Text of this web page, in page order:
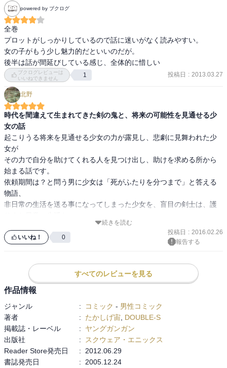
powered by ブクログ
全巻
プロットがしっかりしているので話に迷いがなく読みやすい。
女の子がもう少し魅力的だといいのだが。
後半は話が間延びしている感じ、全体的に惜しい
ブクログレビューは
いいねできません
1 投稿日 : 2013.03.27
北野
時代を間違えて生まれてきた剣の鬼と、将来の可能性を見通せる少
女の話
起こりうる将来を見通せる少女の力が露見し、悲劇に見舞われた少
女が
その力で自分を助けてくれる人を見つけ出し、助けを求める所から
始まる話です。
依頼期間は？と問う男に少女は「死がふたりを分つまで」と答える
物語、
非日常の生活を送る事になってしまった少女を、盲目の剣士は、護
取り戻すために闘っていくという話。
時代を間違えてこの平和な時代に産まれてきた剣の天才が剣の技術
で色々な作品との
クロスオーバーもでてきますが、この作品が一番絵も綺麗だし面白
いです。
漸く26巻で完結しました。毎回発売になるのが楽しみでしたが面白
かったです。
おすすめです。
続きを読む
いいね！ 0
投稿日 : 2016.02.26
報告する
すべてのレビューを見る
作品情報
ジャンル : コミック - 男性コミック
著者
: たかしげ宙 DOUBLE-S
掲載誌・レーベル
:
ヤングガンガン
出版社
:
スクウェア・エニックス
Reader Store発売日
:
2012.06.29
書誌発売日
:
2005.12.24